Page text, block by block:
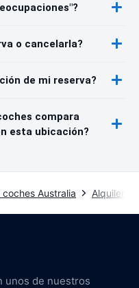
o cancelarla?
de mi reserva?
compara
esta ubicación?
Australia Alquiler
unos de nuestros